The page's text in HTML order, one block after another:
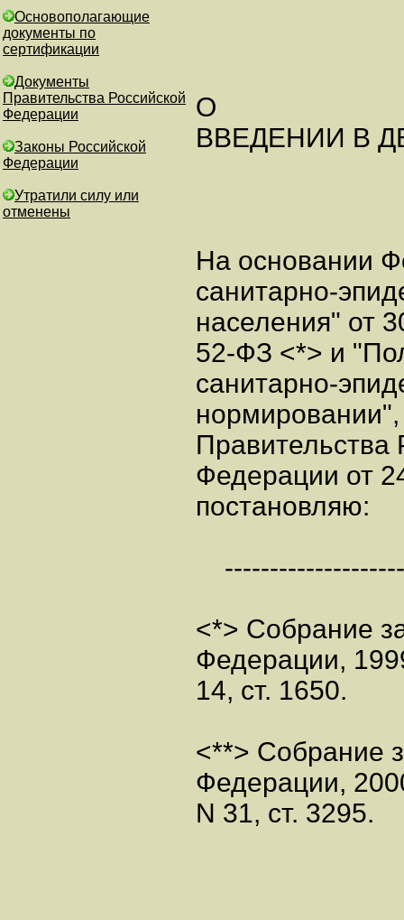
Основополагающие
документы по
сертификации
Документы
Правительства Российской
Федерации
Законы Российской
Федерации
Утратили силу или
отменены
О
ВВЕДЕНИИ В
На основании
санитарно-
населения" от
52-ФЗ <*> и
санитарно-
Правительства
Федерации от
постановляю:
<*> Собрание
Федерации,
14, ст. 1650.
<**> Собрание
Федерации,
N 31, ст. 3295.